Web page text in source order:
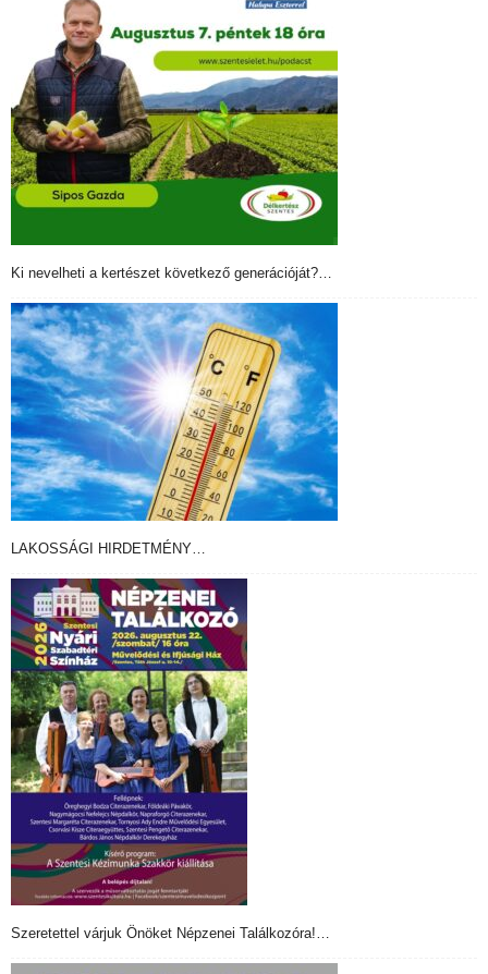
Ki nevelheti a kertészet következő generációját?…
LAKOSSÁGI HIRDETMÉNY…
Szeretettel várjuk Önöket Népzenei Találkozóra!…